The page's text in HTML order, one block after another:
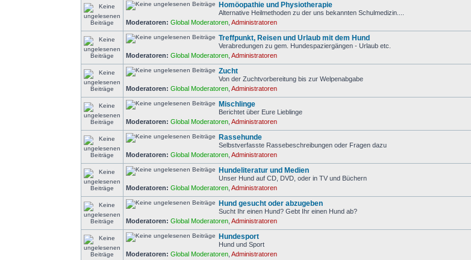
Homöopathie und Physiotherapie
Alternative Heilmethoden zu der uns bekannten Schulmedizin....
Moderatoren: Global Moderatoren ,Administratoren
Treffpunkt, Reisen und Urlaub mit dem Hund
Verabredungen zu gem. Hundespaziergängen - Urlaub etc.
Moderatoren: Global Moderatoren ,Administratoren
Zucht
Von der Zuchtvorbereitung bis zur Welpenabgabe
Moderatoren: Global Moderatoren ,Administratoren
Mischlinge
Berichtet über Eure Lieblinge
Moderatoren: Global Moderatoren ,Administratoren
Rassehunde
Selbstverfasste Rassebeschreibungen oder Fragen dazu
Moderatoren: Global Moderatoren ,Administratoren
Hundeliteratur und Medien
Unser Hund auf CD, DVD, oder in TV und Büchern
Moderatoren: Global Moderatoren ,Administratoren
Hund gesucht oder abzugeben
Sucht Ihr einen Hund? Gebt Ihr einen Hund ab?
Moderatoren: Global Moderatoren ,Administratoren
Hundesport
Hund und Sport
Moderatoren: Global Moderatoren ,Administratoren